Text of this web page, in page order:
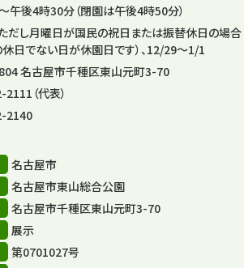
午後4時30分（閉園は午後4時50分）
だし月曜日が国民の祝日または振替休日の場合
日でない日が休園日です）、12/29～1/1
名古屋市千種区東山元町3-70
（代表）
2140
名古屋市
名古屋市東山総合公園
名古屋市千種区東山元町3-70
展示
第0701027号